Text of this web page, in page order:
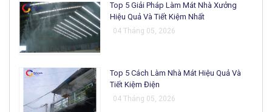
Top 5 Giải Pháp Làm Mát Nhà Xưởng
Hiệu Quả Và Tiết Kiệm Nhất
04 Tháng 05, 2026
Top 5 Cách Làm Nhà Mát Hiệu Quả Và
Tiết Kiệm Điện
04 Tháng 05, 2026